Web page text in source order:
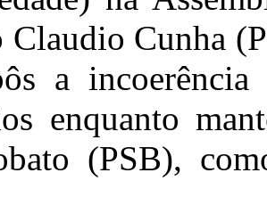
Claudio Cunha
a
enquanto
(PSB),